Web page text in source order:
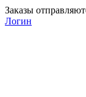
Заказы
Логин